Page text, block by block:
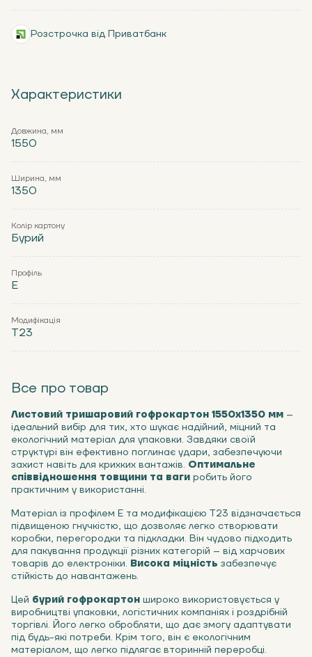
Характеристики
Довжина, мм
1550
Ширина, мм
1350
Колір картону
Бурий
Профіль
Е
Модифікація
Т23
Все про товар
Листовий тришаровий гофрокартон 1550х1350 мм –
ідеальний вибір для тих, хто шукає надійний, міцний та
екологічний матеріал для упаковки. Завдяки своїй
структурі він ефективно поглинає удари, забезпечуючи
захист навіть для крихких вантажів. Оптимальне
співвідношення товщини та ваги робить його
практичним у використанні.
Матеріал із профілем Е та модифікацією Т23 відзначається
підвищеною гнучкістю, що дозволяє легко створювати
коробки, перегородки та підкладки. Він чудово підходить
для пакування продукції різних категорій – від харчових
товарів до електроніки. Висока міцність забезпечує
стійкість до навантажень.
Цей бурий гофрокартон широко використовується у
виробництві упаковки, логістичних компаніях і роздрібній
торгівлі. Його легко обробляти, що дає змогу адаптувати
під будь-які потреби. Крім того, він є екологічним
матеріалом, що легко підлягає вторинній переробці.
Розстрочка від Приватбанк